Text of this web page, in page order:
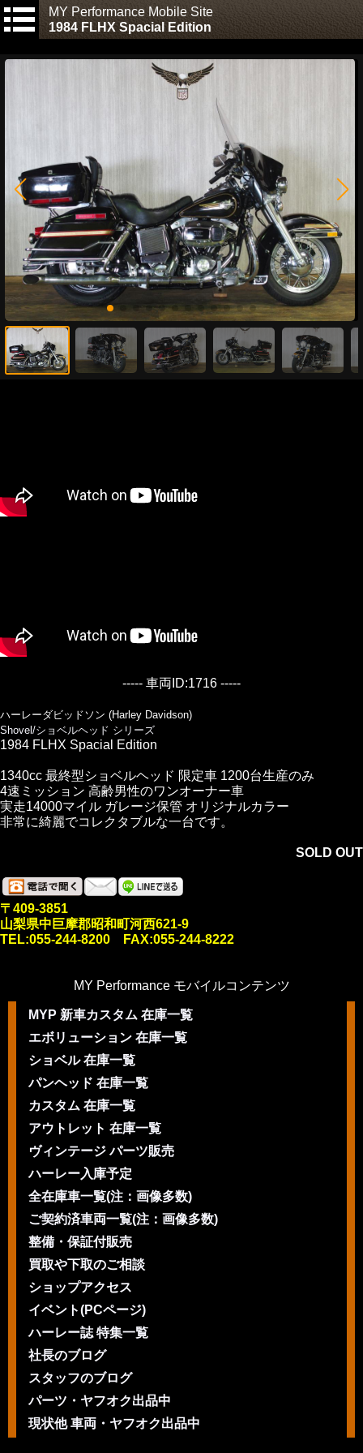
MY Performance Mobile Site
1984 FLHX Spacial Edition
----- 車両ID:1716 -----
ハーレーダビッドソン (Harley Davidson)
Shovel/ショベルヘッド シリーズ
1984 FLHX Spacial Edition
1340cc 最終型ショベルヘッド 限定車 1200台生産のみ
4速ミッション 高齢男性のワンオーナー車
実走14000マイル ガレージ保管 オリジナルカラー
非常に綺麗でコレクタブルな一台です。
SOLD OUT
〒409-3851
山梨県中巨摩郡昭和町河西621-9
TEL:055-244-8200 FAX:055-244-8222
MY Performance モバイルコンテンツ
MYP 新車カスタム 在庫一覧
エボリューション 在庫一覧
ショベル 在庫一覧
パンヘッド 在庫一覧
カスタム 在庫一覧
アウトレット 在庫一覧
ヴィンテージ パーツ販売
ハーレー入庫予定
全在庫車一覧(注：画像多数)
ご契約済車両一覧(注：画像多数)
整備・保証付販売
買取や下取のご相談
ショップアクセス
イベント(PCページ)
ハーレー誌 特集一覧
社長のブログ
スタッフのブログ
パーツ・ヤフオク出品中
現状他 車両・ヤフオク出品中